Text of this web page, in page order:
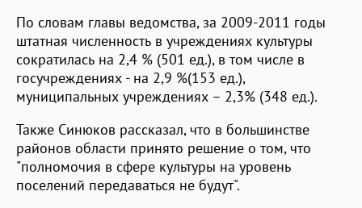
По словам главы ведомства, за 2009-2011 годы
штатная численность в учреждениях культуры
сократилась на 2,4 % (501 ед.), в том числе в
госучреждениях - на 2,9 %(153 ед.),
муниципальных учреждениях – 2,3% (348 ед.).
Также Синюков рассказал, что в большинстве
районов области принято решение о том, что
"полномочия в сфере культуры на уровень
поселений передаваться не будут".